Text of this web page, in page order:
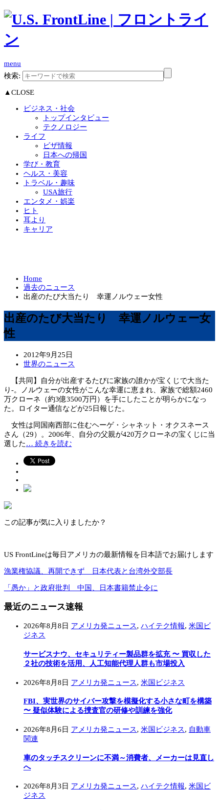
menu
検索:
▲CLOSE
ビジネス・社会
トップインタビュー
テクノロジー
ライフ
ビザ情報
日本への帰国
学び・教育
ヘルス・美容
トラベル・趣味
USA旅行
エンタメ・娯楽
ヒト
耳より
キャリア
Home
過去のニュース
出産のたび大当たり 幸運ノルウェー女性
出産のたび大当たり 幸運ノルウェー女
性
2012年9月25日
世界のニュース
【共同】自分が出産するたびに家族の誰かが宝くじで大当た
り-。ノルウェーの女性がこんな幸運に恵まれ、家族で総額2460
万クローネ（約3億3500万円）を手にしたことが明らかになっ
た。ロイター通信などが25日報じた。
女性は同国南西部に住むヘーゲ・シャネット・オクスネース
さん（29）。2006年、自分の父親が420万クローネの宝くじに当
選した… 続きを読む
この記事が気に入りましたか？
US FrontLineは毎日アメリカの最新情報を日本語でお届けします
漁業権協議、再開できず 日本代表と台湾外交部長
「愚か」と政府批判 中国、日本書籍禁止令に
最近のニュース速報
2026年8月8日 アメリカ発ニュース, ハイテク情報, 米国ビ
ジネス
サービスナウ、セキュリティー製品群を拡充 〜 買収した
２社の技術を活用、人工知能代理人群も市場投入
2026年8月8日 アメリカ発ニュース, 米国ビジネス
FBI、実世界のサイバー攻撃を模擬化する小さな町を構築
〜 疑似体験による捜査官の研修や訓練を強化
2026年8月6日 アメリカ発ニュース, 米国ビジネス, 自動車
関連
車のタッチスクリーンに不満～消費者、メーカーは見直し
へ
2026年8月3日 アメリカ発ニュース, ハイテク情報, 米国ビ
ジネス